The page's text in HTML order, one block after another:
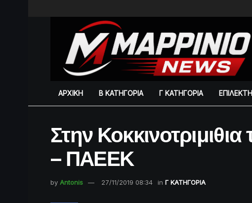
ΑΡΧΙΚΗ Β ΚΑΤΗΓΟΡΙΑ Γ ΚΑΤΗΓΟΡΙΑ
Στην
– ΠΑΕΕΚ
by Antonis 27/11/2019 08:34 in Γ ΚΑΤΗΓΟΡΙΑ